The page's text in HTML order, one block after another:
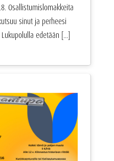
Osallistumislomakkeita
sinut ja perheesi
edetään [...]